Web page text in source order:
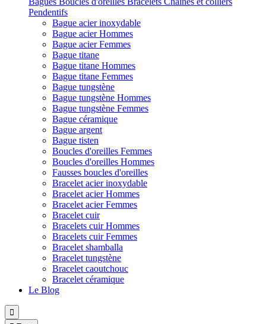
Pendentifs
Bague acier inoxydable
Bague acier Hommes
Bague acier Femmes
Bague titane
Bague titane Hommes
Bague titane Femmes
Bague tungstène
Bague tungstène Hommes
Bague tungstène Femmes
Bague céramique
Bague argent
Bague tisten
Boucles d'oreilles Femmes
Boucles d'oreilles Hommes
Fausses boucles d'oreilles
Bracelet acier inoxydable
Bracelet acier Hommes
Bracelet acier Femmes
Bracelet cuir
Bracelets cuir Hommes
Bracelets cuir Femmes
Bracelet shamballa
Bracelet tungstène
Bracelet caoutchouc
Bracelet céramique
Le Blog
